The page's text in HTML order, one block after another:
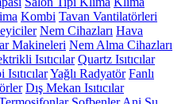
Kombi Tavan Vantilatörleri
Nem Cihazları Hava
Makineleri Nem Alma Cihazları
Isıtıcılar Quartz Isıtıcılar
Yağlı Radyatör Fanlı
Dış Mekan Isıtıcılar